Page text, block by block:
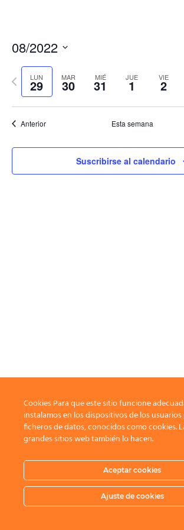
08/2022
fecha.LUN
29 MAR
30 MIÉ
31 JUE
1 VIE
2
Semana
anterior
Anterior Esta semana
Suscribirse al calendario
Cookies Para que este sitio funcione
instalamos en los dispositivos de los
ficheros de datos, conocidos como cookies.
grandes sitios web también lo hacen.
Aceptar cookies
Ajuste de cookies